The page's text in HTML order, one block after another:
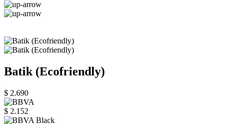
Batik (Ecofriendly)
$ 2.690
$ 2.152